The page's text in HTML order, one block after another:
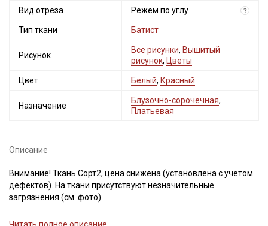
Вид отреза Режем по углу ?
Тип ткани Батист
Рисунок
Все рисунки, Вышитый
рисунок, Цветы
Цвет Белый, Красный
Назначение
Блузочно-сорочечная,
Платьевая
Описание
Внимание! Ткань Сорт2, цена снижена (установлена с учетом
дефектов). На ткани присутствуют незначительные
загрязнения (см. фото)
Описание рисунка: вышивка вдоль каймы с двух сторон